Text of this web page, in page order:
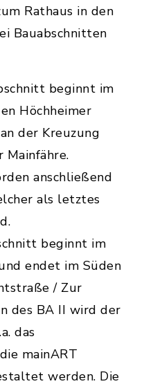
Rathaus in den
Bauabschnitten
beginnt im
Höchheimer
der Kreuzung
Mainfähre.
anschließend
als letztes
beginnt im
endet im Süden
/ Zur
des BA II wird der
das
mainART
werden. Die